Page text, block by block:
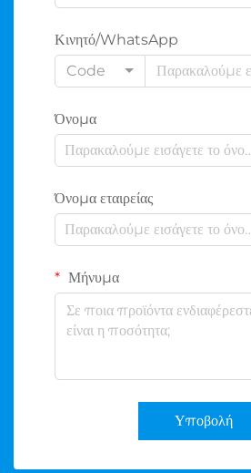
Κινητό/WhatsApp
Code
Όνομα
Όνομα εταιρείας
Μήνυμα
Υποβολή